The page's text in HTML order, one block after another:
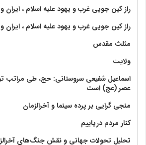
راز کین جویی غرب و یهود علیه اسلام ،
راز کین جویی غرب و یهود علیه اسلام ،
مثلث مقدس
ولايت‏
اسماعیل شفیعی سروستانی: حج، طی مراتب
عصر (عج) است
منجی گرایی بر پرده سینما و آخرالزمان
کنار مردم دریاییم
تحلیل تحولات جهانی و نقش جنگ‌های